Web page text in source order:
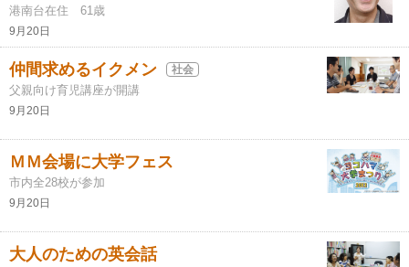
港南台在住 61歳
9月20日
仲間求めるイクメン 社会
父親向け育児講座が開講
9月20日
ＭＭ会場に大学フェス
市内全28校が参加
9月20日
大人のための英会話